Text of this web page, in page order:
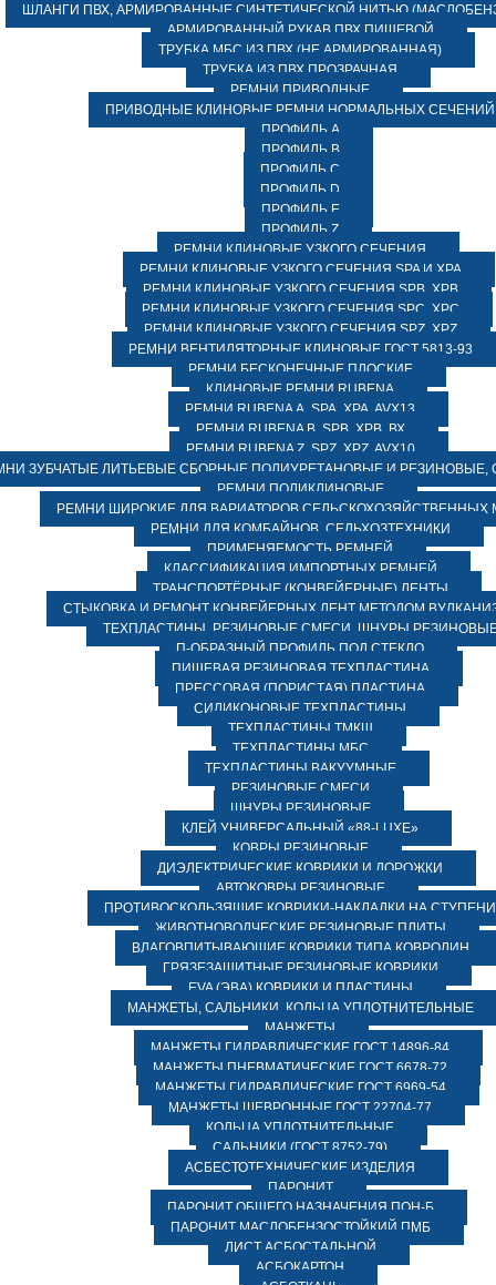
ШЛАНГИ ПВХ, АРМИРОВАННЫЕ СИНТЕТИЧЕСКОЙ НИТЬЮ
АРМИРОВАННЫЙ РУКАВ ПВХ ПИЩЕВОЙ
ТРУБКА МБС ИЗ ПВХ (НЕ АРМИРОВАННАЯ)
ТРУБКА ИЗ ПВХ ПРОЗРАЧНАЯ
РЕМНИ ПРИВОДНЫЕ
ПРИВОДНЫЕ КЛИНОВЫЕ РЕМНИ НОРМАЛЬНЫХ СЕЧЕНИЙ
ПРОФИЛЬ A
ПРОФИЛЬ B
ПРОФИЛЬ C
ПРОФИЛЬ D
ПРОФИЛЬ E
ПРОФИЛЬ Z
РЕМНИ КЛИНОВЫЕ УЗКОГО СЕЧЕНИЯ
РЕМНИ КЛИНОВЫЕ УЗКОГО СЕЧЕНИЯ SPA И XPA
РЕМНИ КЛИНОВЫЕ УЗКОГО СЕЧЕНИЯ SPB, XPB
РЕМНИ КЛИНОВЫЕ УЗКОГО СЕЧЕНИЯ SPC, XPC
РЕМНИ КЛИНОВЫЕ УЗКОГО СЕЧЕНИЯ SPZ, XPZ
РЕМНИ ВЕНТИЛЯТОРНЫЕ КЛИНОВЫЕ ГОСТ 5813-93
РЕМНИ БЕСКОНЕЧНЫЕ ПЛОСКИЕ
КЛИНОВЫЕ РЕМНИ RUBENA
РЕМНИ RUBENA А, SPA, XPA, AVX13
РЕМНИ RUBENA В, SPВ, ХPВ, ВХ
РЕМНИ RUBENA Z, SPZ, XPZ, AVX10
ЗУБЧАТЫЕ ЛИТЬЕВЫЕ СБОРНЫЕ ПОЛИУРЕТАНОВЫЕ И РЕЗИНОВЫЕ,
РЕМНИ ПОЛИКЛИНОВЫЕ
РЕМНИ ШИРОКИЕ ДЛЯ ВАРИАТОРОВ СЕЛЬСКОХОЗЯЙСТВЕННЫХ
РЕМНИ ДЛЯ КОМБАЙНОВ, СЕЛЬХОЗТЕХНИКИ
ПРИМЕНЯЕМОСТЬ РЕМНЕЙ
КЛАССИФИКАЦИЯ ИМПОРТНЫХ РЕМНЕЙ
ТРАНСПОРТЁРНЫЕ (КОНВЕЙЕРНЫЕ) ЛЕНТЫ
СТЫКОВКА И РЕМОНТ КОНВЕЙЕРНЫХ ЛЕНТ МЕТОДОМ
ТЕХПЛАСТИНЫ, РЕЗИНОВЫЕ СМЕСИ, ШНУРЫ
П-ОБРАЗНЫЙ ПРОФИЛЬ ПОД СТЕКЛО
ПИЩЕВАЯ РЕЗИНОВАЯ ТЕХПЛАСТИНА
ПРЕССОВАЯ (ПОРИСТАЯ) ПЛАСТИНА
СИЛИКОНОВЫЕ ТЕХПЛАСТИНЫ
ТЕХПЛАСТИНЫ ТМКЩ
ТЕХПЛАСТИНЫ МБС
ТЕХПЛАСТИНЫ ВАКУУМНЫЕ
РЕЗИНОВЫЕ СМЕСИ
ШНУРЫ РЕЗИНОВЫЕ
КЛЕЙ УНИВЕРСАЛЬНЫЙ «88-LUXE»
КОВРЫ РЕЗИНОВЫЕ
ДИЭЛЕКТРИЧЕСКИЕ КОВРИКИ И ДОРОЖКИ
АВТОКОВРЫ РЕЗИНОВЫЕ
ПРОТИВОСКОЛЬЗЯЩИЕ КОВРИКИ-НАКЛАДКИ НА СТУПЕНИ
ЖИВОТНОВОДЧЕСКИЕ РЕЗИНОВЫЕ ПЛИТЫ
ВЛАГОВПИТЫВАЮЩИЕ КОВРИКИ ТИПА КОВРОЛИН
ГРЯЗЕЗАЩИТНЫЕ РЕЗИНОВЫЕ КОВРИКИ
EVA (ЭВА) КОВРИКИ И ПЛАСТИНЫ
МАНЖЕТЫ, САЛЬНИКИ, КОЛЬЦА УПЛОТНИТЕЛЬНЫЕ
МАНЖЕТЫ
МАНЖЕТЫ ГИДРАВЛИЧЕСКИЕ ГОСТ 14896-84
МАНЖЕТЫ ПНЕВМАТИЧЕСКИЕ ГОСТ 6678-72
МАНЖЕТЫ ГИДРАВЛИЧЕСКИЕ ГОСТ 6969-54
МАНЖЕТЫ ШЕВРОННЫЕ ГОСТ 22704-77
КОЛЬЦА УПЛОТНИТЕЛЬНЫЕ
САЛЬНИКИ (ГОСТ 8752-79)
АСБЕСТОТЕХНИЧЕСКИЕ ИЗДЕЛИЯ
ПАРОНИТ
ПАРОНИТ ОБЩЕГО НАЗНАЧЕНИЯ ПОН-Б
ПАРОНИТ МАСЛОБЕНЗОСТОЙКИЙ ПМБ
ЛИСТ АСБОСТАЛЬНОЙ
АСБОКАРТОН